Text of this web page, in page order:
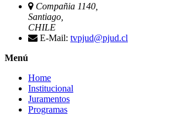
Compañia 1140,
Santiago,
CHILE
E-Mail: tvpjud@pjud.cl
Menú
Home
Institucional
Juramentos
Programas